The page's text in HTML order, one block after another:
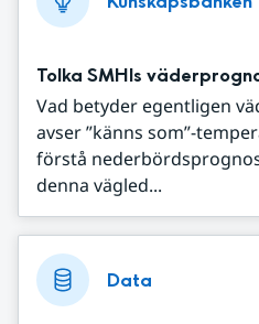
Tolka SMHIs
Vad betyder egentligen
avser ”känns som”-
förstå
denna vägled...
Data